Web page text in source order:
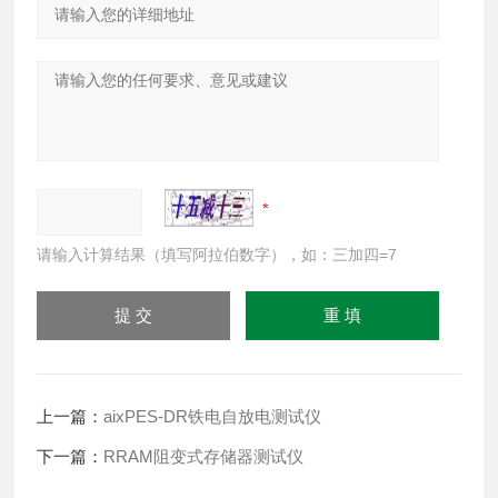
请输入计算结果（填写阿拉伯数字），如：三加四=7
上一篇：aixPES-DR铁电自放电测试仪
下一篇： RRAM阻变式存储器测试仪